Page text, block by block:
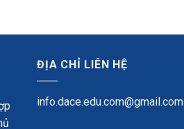
ĐỊA CHỈ LIÊN HỆ
info.dace.edu.com@gmail.com